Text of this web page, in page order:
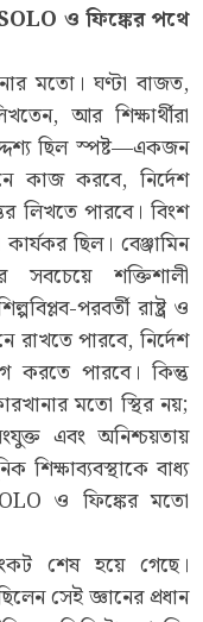
ও ফিঙ্কের পথে
মতো। ঘণ্টা বাজত,
আর শিক্ষার্থীরা
ছিল স্পষ্ট—একজন
কাজ করবে, নির্দেশ
লিখতে পারবে। বিংশ
ছিল। বেঞ্জামিন
শক্তিশালী
পরবর্তী রাষ্ট্র ও
রাখতে পারবে, নির্দেশ
করতে পারবে। কিন্তু
মতো স্থির নয়;
এবং অনিশ্চয়তায়
শিক্ষাব্যবস্থাকে বাধ্য
ও ফিঙ্কের মতো
শেষ হয়ে গেছে।
সেই জ্ঞানের প্রধান